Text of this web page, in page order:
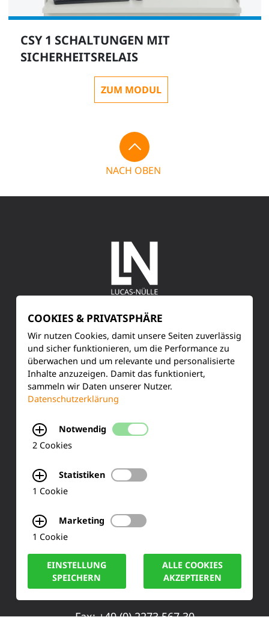
CSY 1 SCHALTUNGEN MIT
SICHERHEITSRELAIS
ZUM MODUL
NACH OBEN
SERVICE
Kundenservice
Produktinformationen
Training & Schulung
Ihre Meinung
50170 Kerpen
Tel.: +49 (0) 2273-567 0
COOKIES & PRIVATSPHÄRE
Wir nutzen Cookies, damit unsere Seiten zuverlässig
und sicher funktionieren, um die Performance zu
überwachen und um relevante und personalisierte
Inhalte anzuzeigen. Damit das funktioniert,
sammeln wir Daten unserer Nutzer.
Datenschutzerklärung
Notwendig
2 Cookies
Statistiken
1 Cookie
Marketing
1 Cookie
EINSTELLUNG
SPEICHERN
ALLE COOKIES
AKZEPTIEREN